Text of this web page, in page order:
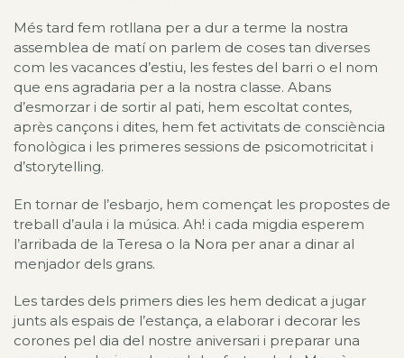
Més tard fem rotllana per a dur a terme la nostra
assemblea de matí on parlem de coses tan diverses
com les vacances d’estiu, les festes del barri o el nom
que ens agradaria per a la nostra classe. Abans
d’esmorzar i de sortir al pati, hem escoltat contes,
après cançons i dites, hem fet activitats de consciència
fonològica i les primeres sessions de psicomotricitat i
d’storytelling.
En tornar de l’esbarjo, hem començat les propostes de
treball d’aula i la música. Ah! i cada migdia esperem
l’arribada de la Teresa o la Nora per anar a dinar al
menjador dels grans.
Les tardes dels primers dies les hem dedicat a jugar
junts als espais de l’estança, a elaborar i decorar les
corones pel dia del nostre aniversari i preparar una